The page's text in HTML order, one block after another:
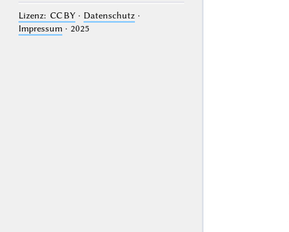
Lizenz: CC BY· Datenschutz·
Impressum· 2025